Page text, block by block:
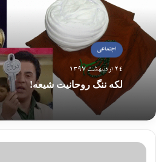
اجتماعی
24 اردیبهشت 1397
لکه ننگ روحانیت شیعه!